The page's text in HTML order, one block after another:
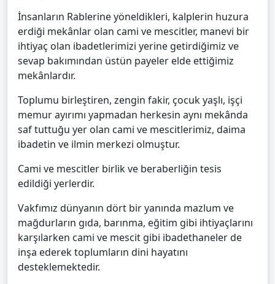
İnsanların Rablerine yöneldikleri, kalplerin huzura
erdiği mekânlar olan cami ve mescitler, manevi bir
ihtiyaç olan ibadetlerimizi yerine getirdiğimiz ve
sevap bakımından üstün payeler elde ettiğimiz
mekânlardır.
Toplumu birleştiren, zengin fakir, çocuk yaşlı, işçi
memur ayırımı yapmadan herkesin aynı mekânda
saf tuttuğu yer olan cami ve mescitlerimiz, daima
ibadetin ve ilmin merkezi olmuştur.
Cami ve mescitler birlik ve beraberliğin tesis
edildiği yerlerdir.
Vakfımız dünyanın dört bir yanında mazlum ve
mağdurların gıda, barınma, eğitim gibi ihtiyaçlarını
karşılarken cami ve mescit gibi ibadethaneler de
inşa ederek toplumların dini hayatını
desteklemektedir.